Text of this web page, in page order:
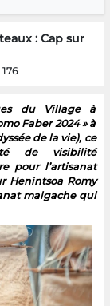
: Cap sur
du Village à
Faber 2024 » à
de la vie), ce
de visibilité
pour l’artisanat
Henintsoa Romy
malgache qui